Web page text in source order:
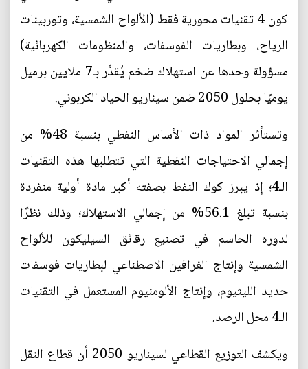
كون 4 تقنيات محورية فقط (الألواح الشمسية، وتوربينات
الرياح، وبطاريات الفوسفات، والمنظومات الكهربائية)
مسؤولة وحدها عن استهلاك ضخم يُقدَّر بـ7 ملايين برميل
يوميًا بحلول 2050 ضمن سيناريو الحياد الكربوني.
وتستأثر المواد ذات الأساس النفطي بنسبة 48% من
إجمالي الاحتياجات النفطية التي تتطلبها هذه التقنيات
الـ4؛ إذ يبرز كوك النفط بصفته أكبر مادة أولية منفردة
بنسبة تبلغ 56.1% من إجمالي الاستهلاك؛ وذلك نظرًا
لدوره الحاسم في تصنيع رقائق السيليكون للألواح
الشمسية وإنتاج الغرافين الاصطناعي لبطاريات فوسفات
حديد الليثيوم، وإنتاج الألومنيوم المستعمل في التقنيات
الـ4 محل الرصد.
ويكشف التوزيع القطاعي لسيناريو 2050 أن قطاع النقل